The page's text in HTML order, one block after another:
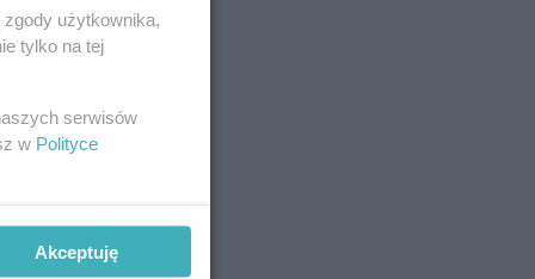
użytkownika,
tylko na tej
serwisów
w Polityce
Akceptuję